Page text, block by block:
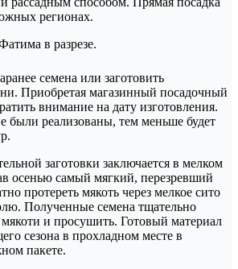
регионах.
в разрезе.
семена или заготовить
Приобретая магазинный посадочный
внимание на дату изготовления.
были реализованы, тем меньше будет
заготовки заключается в мелком
осенью самый мягкий, перезревший
протереть мякоть через мелкое сито
Полученные семена тщательно
и просушить. Готовый материал
сезона в прохладном месте в
пакете.